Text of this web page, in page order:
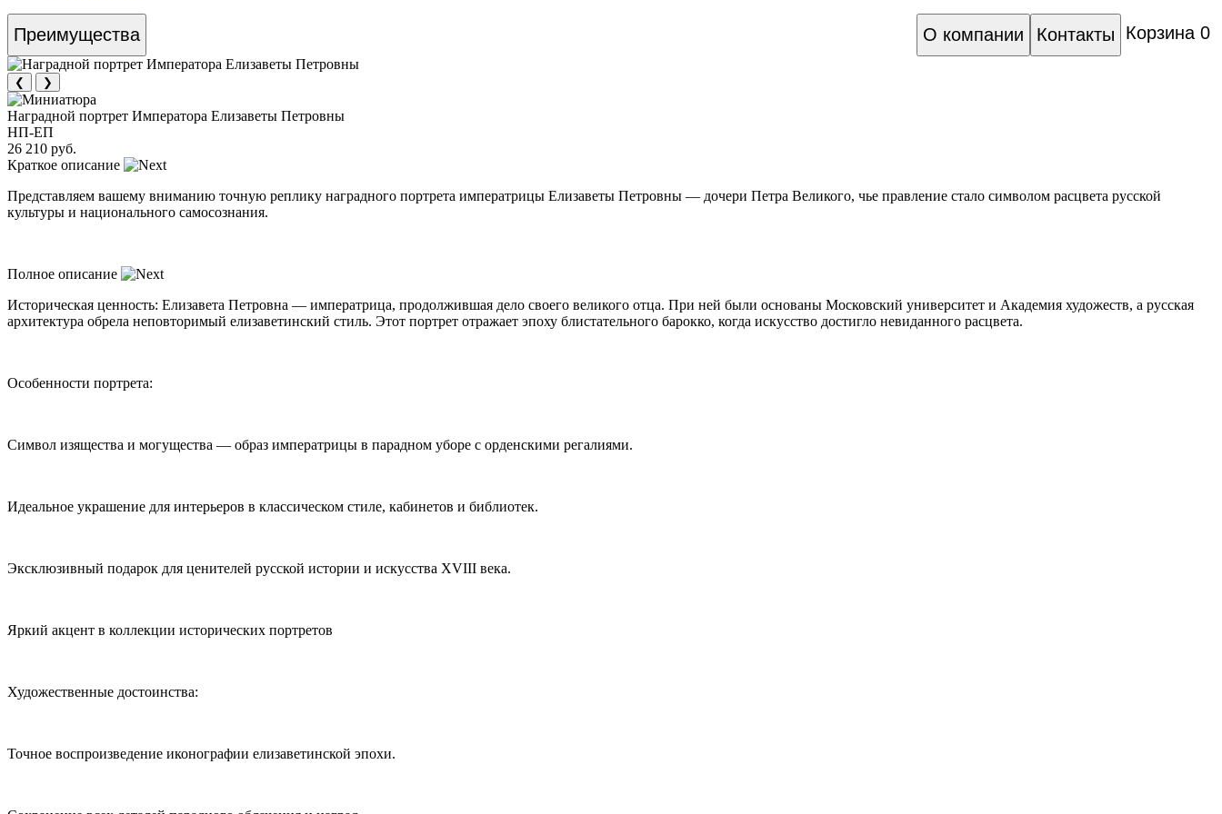
Преимущества Корзина 0
Контакты
О компании
❮ ❯
Наградной портрет Императора Елизаветы Петровны
НП-ЕП
26 210 руб.
Краткое описание
Представляем вашему вниманию точную реплику наградного портрета императрицы Елизаветы Петровны — дочери Петра Великого, чье правление стало символом расцвета русской
культуры и национального самосознания.
Полное описание
Историческая ценность: Елизавета Петровна — императрица, продолжившая дело своего великого отца. При ней были основаны Московский университет и Академия художеств, а русская
архитектура обрела неповторимый елизаветинский стиль. Этот портрет отражает эпоху блистательного барокко, когда искусство достигло невиданного расцвета.
Особенности портрета:
Символ изящества и могущества — образ императрицы в парадном уборе с орденскими регалиями.
Идеальное украшение для интерьеров в классическом стиле, кабинетов и библиотек.
Эксклюзивный подарок для ценителей русской истории и искусства XVIII века.
Яркий акцент в коллекции исторических портретов
Художественные достоинства:
Точное воспроизведение иконографии елизаветинской эпохи.